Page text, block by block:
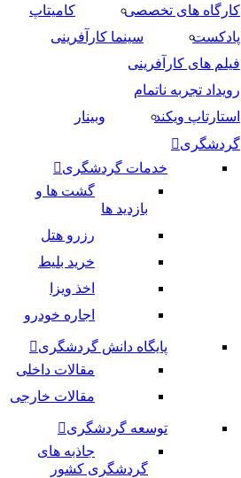
کارگاه های تخصصی
کامیتاپ
پادکست
سینما کارآفرینی
فیلم های کارآفرینی
رویداد تجربه ناتمام
استارتاپ ویکند
وبینار
گردشگری
خدمات گردشگری
گشت ها و
بازدید ها
رزرو هتل
خرید بلیط
اخذ ویزا
اجاره خودرو
پایگاه دانش گردشگری
مقالات داخلی
مقالات خارجی
توسعه گردشگری
جاذبه های
گردشگری کشور